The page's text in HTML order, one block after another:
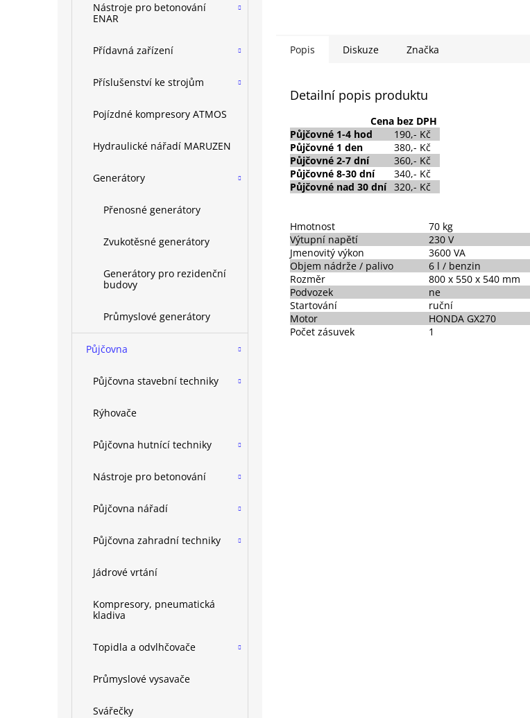
Nástroje pro betonování
ENAR
Přídavná zařízení
Příslušenství ke strojům
Pojízdné kompresory ATMOS
Hydraulické nářadí MARUZEN
Generátory
Přenosné generátory
Zvukotěsné generátory
Generátory pro rezidenční
budovy
Průmyslové generátory
Půjčovna
Půjčovna stavební techniky
Rýhovače
Půjčovna hutnící techniky
Nástroje pro betonování
Půjčovna nářadí
Půjčovna zahradní techniky
Jádrové vrtání
Kompresory, pneumatická
kladiva
Topidla a odvlhčovače
Průmyslové vysavače
Svářečky
Popis Diskuze Značka
Detailní popis produktu
Cena bez DPH
Půjčovné 1-4 hod
190,- Kč
Půjčovné 1 den
380,- Kč
Půjčovné 2-7 dní
360,- Kč
Půjčovné 8-30 dní
340,- Kč
Půjčovné nad 30 dní 320,- Kč
Hmotnost
70 kg
Výtupní napětí
230 V
Jmenovitý výkon
3600 VA
Objem nádrže / palivo
6 l / benzin
Rozměr
800 x 550 x 540 mm
Podvozek
ne
Startování
ruční
Motor
HONDA GX270
Počet zásuvek
1